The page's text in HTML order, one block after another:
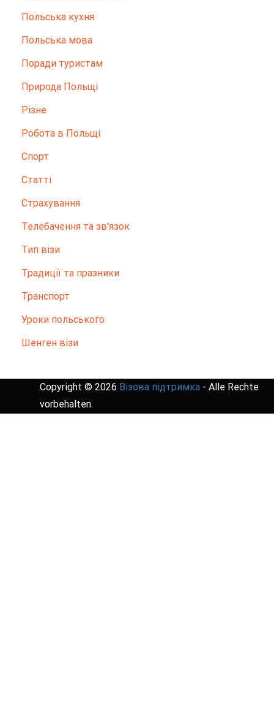
Польська кухня
Польська мова
Поради туристам
Природа Польщі
Різне
Робота в Польщі
Спорт
Статті
Страхування
Телебачення та зв'язок
Тип візи
Традиції та празники
Транспорт
Уроки польського
Шенген візи
Copyright © 2026 Візова підтримка - Alle Rechte
vorbehalten.